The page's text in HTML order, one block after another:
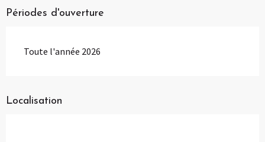
Périodes d'ouverture
Toute l'année 2026
Localisation